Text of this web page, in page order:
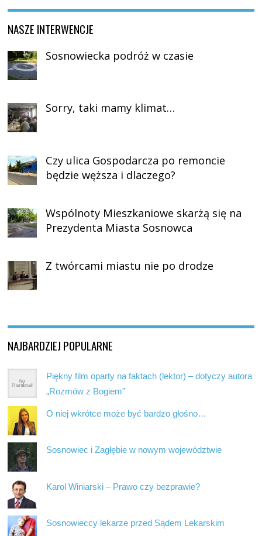
NASZE INTERWENCJE
Sosnowiecka podróż w czasie
Sorry, taki mamy klimat…
Czy ulica Gospodarcza po remoncie
będzie węższa i dlaczego?
Wspólnoty Mieszkaniowe skarżą się na
Prezydenta Miasta Sosnowca
Z twórcami miastu nie po drodze
NAJBARDZIEJ POPULARNE
Piękny film oparty na faktach (lektor) – dotyczy autora
„Rozmów z Bogiem”
O niej wkrótce może być bardzo głośno…
Sosnowiec i Zagłębie w nowym województwie
Karol Winiarski – Prawo czy bezprawie?
Sosnowieccy lekarze przed Sądem Lekarskim